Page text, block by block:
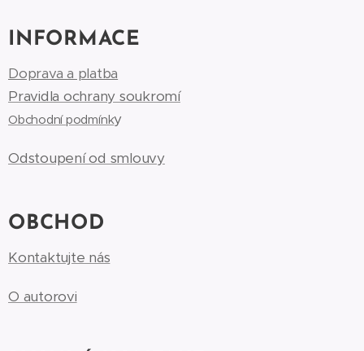
INFORMACE
Doprava a platba
Pravidla ochrany soukromí
Obchodní podmínky
Odstoupení od smlouvy
OBCHOD
Kontaktujte nás
O autorovi